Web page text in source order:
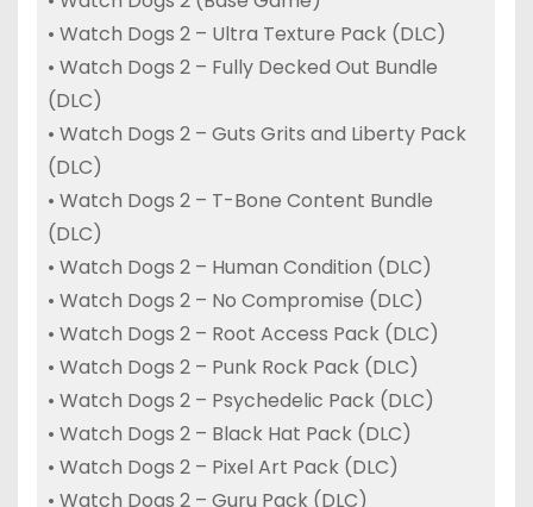
• Watch Dogs 2 – Ultra Texture Pack (DLC)
• Watch Dogs 2 – Fully Decked Out Bundle
(DLC)
• Watch Dogs 2 – Guts Grits and Liberty Pack
(DLC)
• Watch Dogs 2 – T-Bone Content Bundle
(DLC)
• Watch Dogs 2 – Human Condition (DLC)
• Watch Dogs 2 – No Compromise (DLC)
• Watch Dogs 2 – Root Access Pack (DLC)
• Watch Dogs 2 – Punk Rock Pack (DLC)
• Watch Dogs 2 – Psychedelic Pack (DLC)
• Watch Dogs 2 – Black Hat Pack (DLC)
• Watch Dogs 2 – Pixel Art Pack (DLC)
• Watch Dogs 2 – Guru Pack (DLC)